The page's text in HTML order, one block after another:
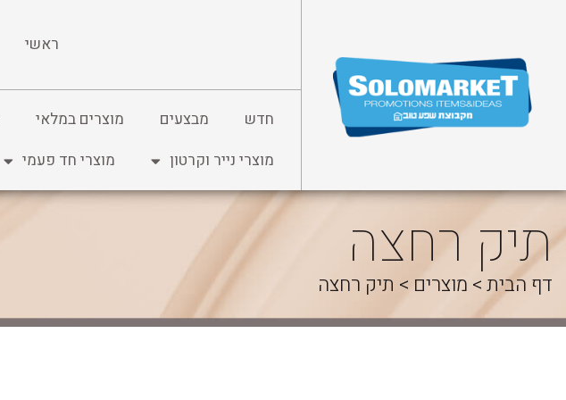
ראשי
חדש מבצעים מוצרים במלאי
מוצרי נייר וקרטון
מוצרי חד פעמי
תיק רחצה
דף הבית> מוצרים > תיק רחצה